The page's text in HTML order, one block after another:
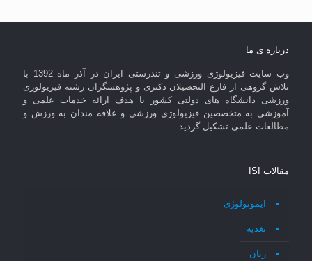
درباره ی ما
وب سایت فیزیولوژی ورزشی و تندرستی ایران در آذر ماه 1392 با
تلاش گروهی از فارغ التحصیلان دکتری و پژوهشگران رشته فیزیولوژی
ورزشی دانشگاه های دولتی کشور با هدف ارائه خدمات علمی و
آموزشی به متخصصین فیزیولوژی ورزشی و علاقه مندان به ورزش و
مطالعات علمی تشکیل گردید.
مقالات ISI
ایمونولوژی
تغذیه
زنان